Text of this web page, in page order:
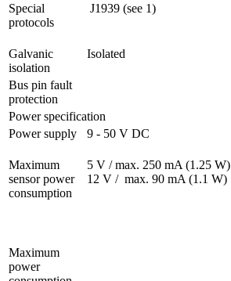
Special
protocols
J1939 (see 1)
Galvanic
isolation
Isolated
Bus pin fault
protection
Power specification
Power supply
9 - 50 V DC
Maximum
sensor power
5 V / max. 250 mA (1.25 W)
12 V /  max. 90 mA (1.1 W)
Maximum
power